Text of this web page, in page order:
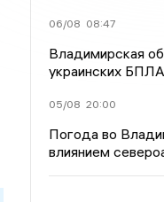
06/08 08:47
Владимирская
украинских БПЛА
05/08 20:00
Погода во
влиянием